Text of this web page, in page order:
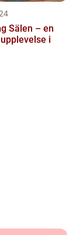
Sälen – en
i